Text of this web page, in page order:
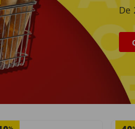
De
+50 000 produtos